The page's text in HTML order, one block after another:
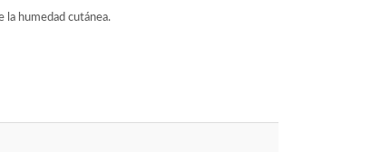
la humedad cutánea.